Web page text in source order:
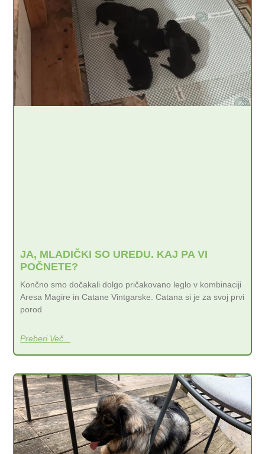
JA, MLADIČKI SO UREDU. KAJ PA VI
POČNETE?
Končno smo dočakali dolgo pričakovano leglo v kombinaciji
Aresa Magire in Catane Vintgarske. Catana si je za svoj prvi
porod
Preberi Več...